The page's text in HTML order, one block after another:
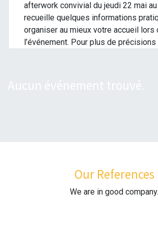
afterwork convivial du jeudi 22 mai
recueille quelques informations
organiser au mieux votre accueil lors
l’événement. Pour plus de précisions
Our References
We are in good company.